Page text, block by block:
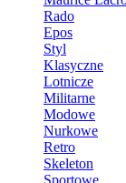
Rado
Epos
Styl
Klasyczne
Lotnicze
Militarne
Modowe
Nurkowe
Retro
Skeleton
Sportowe